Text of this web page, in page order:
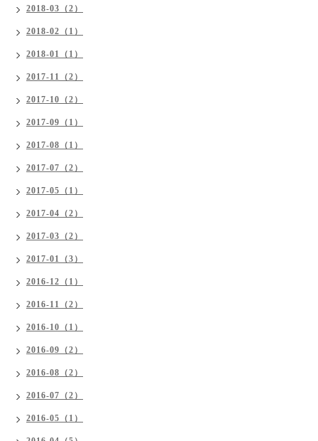
2018-03（2）
2018-02（1）
2018-01（1）
2017-11（2）
2017-10（2）
2017-09（1）
2017-08（1）
2017-07（2）
2017-05（1）
2017-04（2）
2017-03（2）
2017-01（3）
2016-12（1）
2016-11（2）
2016-10（1）
2016-09（2）
2016-08（2）
2016-07（2）
2016-05（1）